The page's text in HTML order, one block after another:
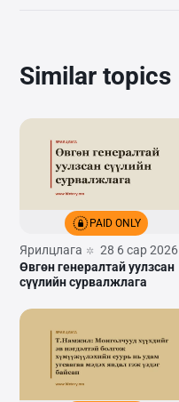
Similar topics
PAID ONLY
Ярилцлага
28 6 сар 2026
Өвгөн генералтай уулзсан
сүүлийн сурвалжлага